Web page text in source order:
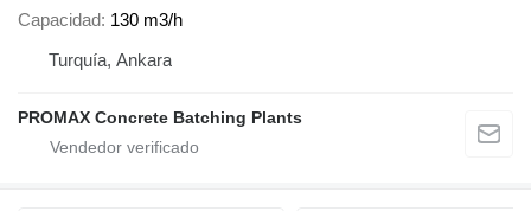
Capacidad 130 m3/h
Turquía, Ankara
PROMAX Concrete Batching Plants